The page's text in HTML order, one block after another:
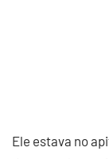
Ele estava no